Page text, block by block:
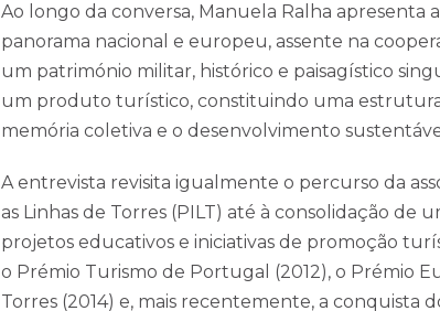
Ao longo da conversa, Manuela Ralha apresenta
panorama nacional e europeu, assente na
um património militar, histórico e paisagístico
um produto turístico, constituindo uma
memória coletiva e o desenvolvimento
A entrevista revisita igualmente o percurso da
as Linhas de Torres (PILT) até à consolidação
projetos educativos e iniciativas de promoção
o Prémio Turismo de Portugal (2012), o Prémio
Torres (2014) e, mais recentemente, a conquista